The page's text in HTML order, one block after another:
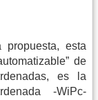
esta
de
es la
-WiPc-